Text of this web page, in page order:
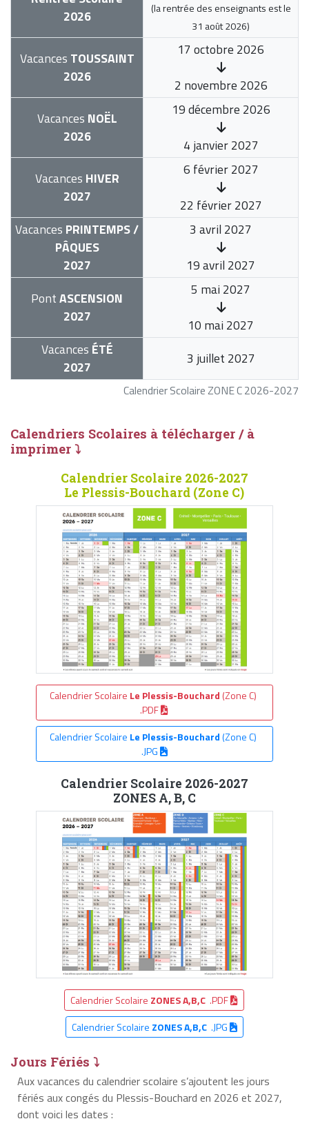
Calendrier Scolaire ZONE C 2026-2027
2026
(la rentrée des enseignants est le
31 août 2026)
Vacances TOUSSAINT
2026
17 octobre 2026
2 novembre 2026
Vacances NOËL
2026
19 décembre 2026
4 janvier 2027
Vacances HIVER
2027
6 février 2027
22 février 2027
Vacances PRINTEMPS /
PÂQUES
2027
3 avril 2027
19 avril 2027
PontASCENSION
2027
5 mai 2027
10 mai 2027
Vacances ÉTÉ
2027
3 juillet 2027
Calendriers Scolaires à télécharger / à
imprimer ⤵
Calendrier Scolaire 2026-2027
Le Plessis-Bouchard (Zone C)
Calendrier Scolaire Le Plessis-Bouchard (Zone C)
.PDF
Calendrier Scolaire Le Plessis-Bouchard(Zone C)
.JPG
Calendrier Scolaire 2026-2027
ZONES A, B, C
Calendrier Scolaire ZONES A,B,C .PDF
Calendrier Scolaire ZONES A,B,C.JPG
Jours Fériés ⤵
Aux vacances du calendrier scolaire s’ajoutent les jours
fériés aux congés du Plessis-Bouchard en 2026 et 2027,
dont voici les dates :